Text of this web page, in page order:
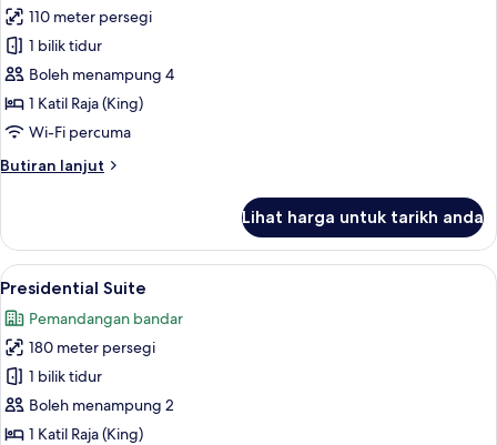
Non
Smoking
(Panorama)
untuk
Suite,
1
Katil
Raja
(Grand
Access)
110 meter persegi
1 bilik tidur
Boleh menampung 4
1 Katil Raja (King)
Wi-Fi percuma
Butiran lanjut
Butiran
1
Katil
Raja
(Grand
Park,
Lounge
Access)
Lihat harga untuk tarikh anda
Lihat
semua
foto
untuk
Presidential
Suite
Presidential Suite | Ruang tamu | 47
13
Presidential Suite
Pemandangan bandar
180 meter persegi
1 bilik tidur
Boleh menampung 2
1 Katil Raja (King)